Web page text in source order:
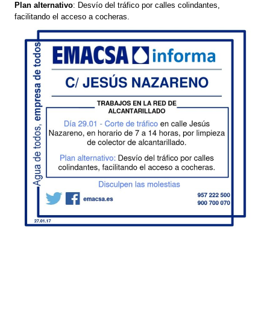
Plan alternativo: Desvío del tráfico por calles colindantes,
facilitando el acceso a cocheras.